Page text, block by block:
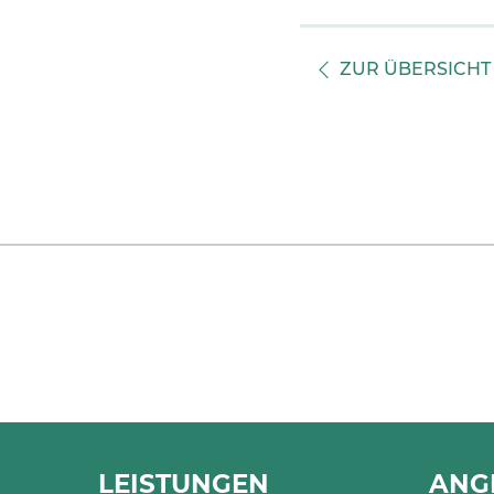
ZUR ÜBERSICHT
LEISTUNGEN